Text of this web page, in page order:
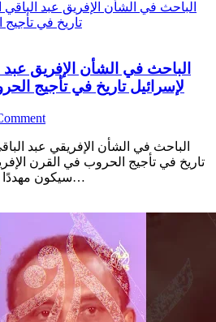
الباحث في الشأن الإفريق عبد
لإسرائيل تاريخ في تأجيج
الباحث في الشأن الإفريقي عبد
تاريخ في تأجيج الحروب في القرن
سيكون مهددًا لأمن البحر الأحمر #الجزيرة…